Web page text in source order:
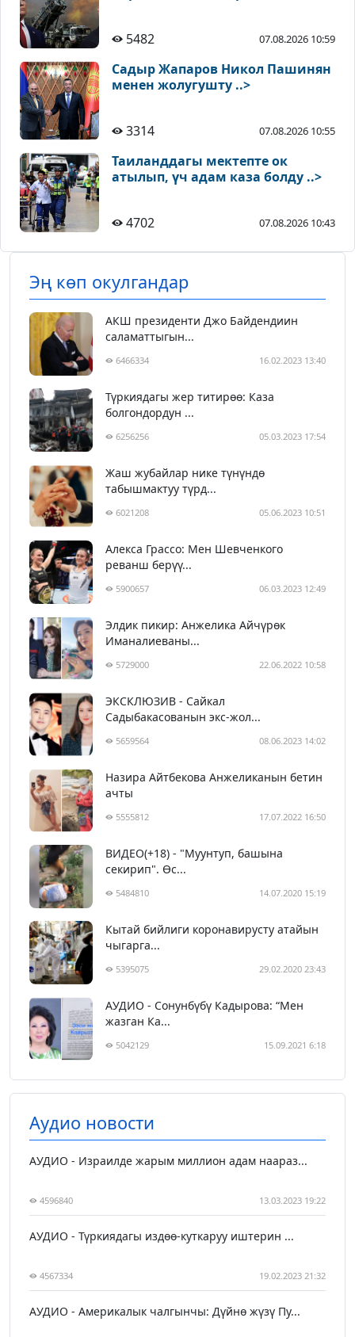
5482 07.08.2026 10:59
Садыр Жапаров Никол Пашинян
менен жолугушту ..>
3314 07.08.2026 10:55
Таиланддагы мектепте ок
атылып, үч адам каза болду ..>
4702 07.08.2026 10:43
Эң көп окулгандар
АКШ президенти Джо Байдендиин
саламаттыгын...
6466334 16.02.2023 13:40
Түркиядагы жер титирөө: Каза
болгондордун ...
6256256 05.03.2023 17:54
Жаш жубайлар нике түнүндө
табышмактуу түрд...
6021208 05.06.2023 10:51
Алекса Грассо: Мен Шевченкого
реванш берүү...
5900657 06.03.2023 12:49
Элдик пикир: Анжелика Айчүрөк
Иманалиеваны...
5729000 22.06.2022 10:58
ЭКСКЛЮЗИВ - Сайкал
Садыбакасованын экс-жол...
5659564 08.06.2023 14:02
Назира Айтбекова Анжеликанын бетин
ачты
5555812 17.07.2022 16:50
ВИДЕО(+18) - "Муунтуп, башына
секирип". Өс...
5484810 14.07.2020 15:19
Кытай бийлиги коронавирусту атайын
чыгарга...
5395075 29.02.2020 23:43
АУДИО - Сонунбүбү Кадырова: “Мен
жазган Ка...
5042129 15.09.2021 6:18
Аудио новости
АУДИО - Израилде жарым миллион адам наараз...
4596840 13.03.2023 19:22
АУДИО - Түркиядагы издөө-куткаруу иштерин ...
4567334 19.02.2023 21:32
АУДИО - Америкалык чалгынчы: Дүйнө жүзү Пу...